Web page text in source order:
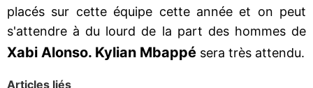
placés sur cette équipe cette année et on peut
s'attendre à du lourd de la part des hommes de
Xabi Alonso. Kylian Mbappé sera très attendu.
Articles liés